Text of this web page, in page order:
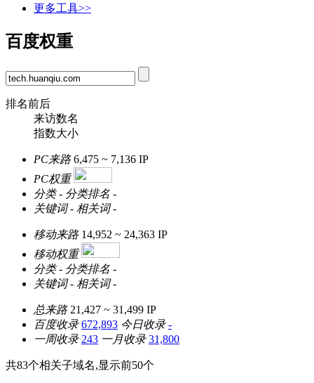
更多工具>>
百度权重
排名前后
来访数名
指数大小
PC来路 6,475 ~ 7,136 IP
PC权重
分类 - 分类排名 -
关键词 - 相关词 -
移动来路 14,952 ~ 24,363 IP
移动权重
分类 - 分类排名 -
关键词 - 相关词 -
总来路 21,427 ~ 31,499 IP
百度收录 672,893 今日收录 -
一周收录 243 一月收录 31,800
共83个相关子域名,显示前50个